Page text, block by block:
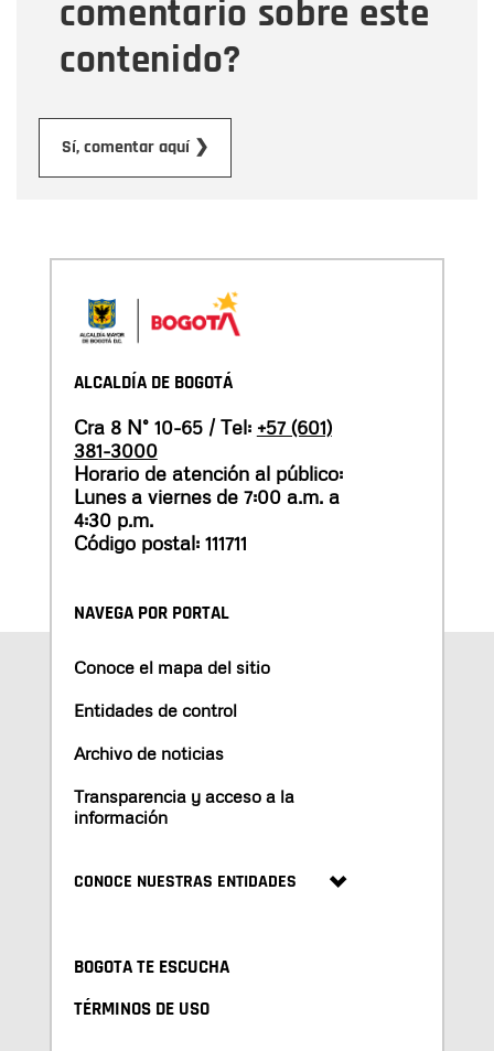
comentario sobre este
contenido?
Sí, comentar aquí ❯
ALCALDÍA DE BOGOTÁ
Cra 8 N° 10-65 / Tel: +57 (601)
381-3000
Horario de atención al público:
Lunes a viernes de 7:00 a.m. a
4:30 p.m.
Código postal: 111711
NAVEGA POR PORTAL
Conoce el mapa del sitio
Entidades de control
Archivo de noticias
Transparencia y acceso a la
información
CONOCE NUESTRAS ENTIDADES
BOGOTA TE ESCUCHA
TÉRMINOS DE USO